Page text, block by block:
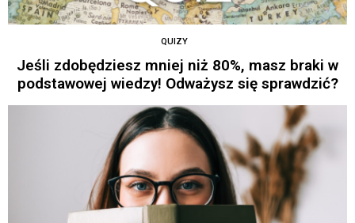
QUIZY
Jeśli zdobędziesz mniej niż 80%, masz braki w
podstawowej wiedzy! Odważysz się sprawdzić?